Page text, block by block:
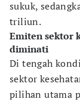
sukuk,
triliun.
Emiten sektor
diminati
Di tengah
sektor
pilihan utama